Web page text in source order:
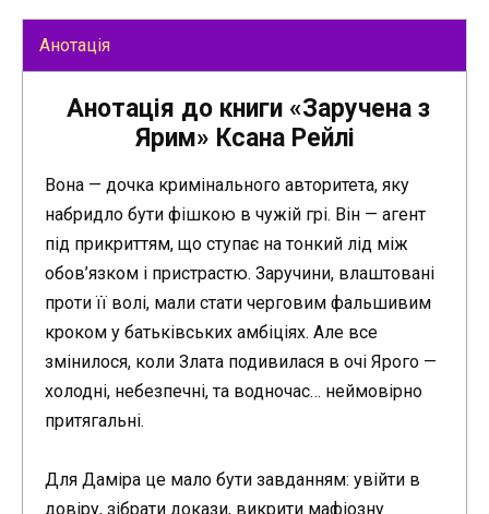
Анотація
Анотація до книги «Заручена з
Ярим» Ксана Рейлі
Вона — дочка кримінального авторитета, яку
набридло бути фішкою в чужій грі. Він — агент
під прикриттям, що ступає на тонкий лід між
обов’язком і пристрастю. Заручини, влаштовані
проти її волі, мали стати черговим фальшивим
кроком у батьківських амбіціях. Але все
змінилося, коли Злата подивилася в очі Ярого —
холодні, небезпечні, та водночас… неймовірно
притягальні.
Для Даміра це мало бути завданням: увійти в
довіру, зібрати докази, викрити мафіозну